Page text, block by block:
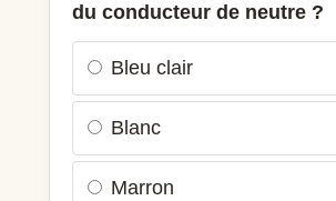
du conducteur de neutre ?
Bleu clair
Blanc
Marron